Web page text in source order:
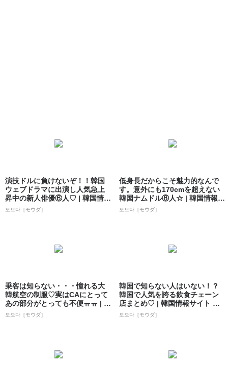
演技ドルに負けないぞ！！韓国
ウェブドラマに出演し人気急上
昇中の新人俳優⑥人♡ | 韓国情報
サイト ...
모으다［モウダ］
低身長だからこそ魅力的なんで
す。意外にも170cmを超えない
韓国ナムドル⑧人☆ | 韓国情報サ
イト...
모으다［モウダ］
乗客は知らない・・・憧れる大
韓航空の制服♡実はCAにとって
あの部分がとっても不便ㅠㅠ | 韓
国情報...
모으다［モウダ］
韓国で知らない人はいない！？
韓国で人気を誇る飲食チェーン
店まとめ♡ | 韓国情報サイト 모
으다［モ...
모으다［モウダ］